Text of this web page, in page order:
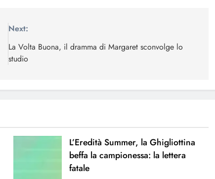
Next:
La Volta Buona, il dramma di Margaret sconvolge lo
studio
L’Eredità Summer, la Ghigliottina
beffa la campionessa: la lettera
fatale